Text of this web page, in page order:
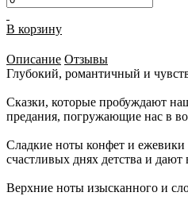
В корзину
Описание Отзывы
Глубокий, романтичный и
Сказки, которые пробуждают
предания, погружающие нас в
Сладкие ноты конфет и
счастливых днях детства и
Верхние ноты изысканного и